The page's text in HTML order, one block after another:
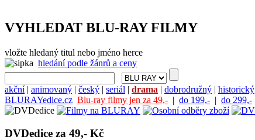
VYHLEDAT BLU-RAY FILMY
vložte hledaný titul nebo jméno herce
hledání podle žánrů a ceny
akční| animovaný | český | seriál | drama | dobrodružný | historický
BLURAYedice.cz Blu-ray filmy jen za 49,- | do 199,- | do 299,-
DVDedice za 49,- Kč